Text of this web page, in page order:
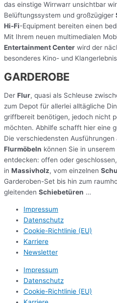
das einstige Wirrwarr unsichtbar
Belüftungssystem und großzügiger
Hi-Fi-Equipment bereiten einen
Mit Ihrem neuen multimedialen
Entertainment Center wird der
besonderes Kino- und
GARDEROBE
Der Flur, quasi als Schleuse
zum Depot für allerlei alltägliche
griffbereit benötigen, jedoch nicht
möchten. Abhilfe schafft hier eine
Die verschiedensten
Flurmöbeln können Sie in unserem
entdecken: offen oder
in Massivholz, vom einzelnen
Garderoben-Set bis hin zum
gleitenden Schiebetüren …
Impressum
Datenschutz
Cookie-Richtlinie (EU)
Karriere
Newsletter
Impressum
Datenschutz
Cookie-Richtlinie (EU)